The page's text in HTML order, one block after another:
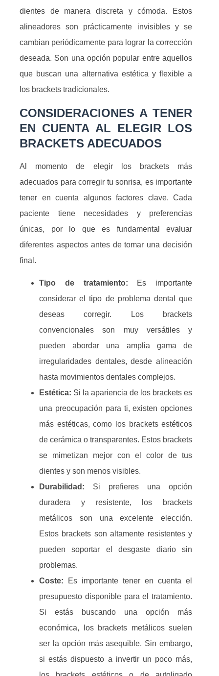
dientes de manera discreta y cómoda. Estos
alineadores son prácticamente invisibles y se
cambian periódicamente para lograr la corrección
deseada. Son una opción popular entre aquellos
que buscan una alternativa estética y flexible a
los brackets tradicionales.
CONSIDERACIONES A TENER
EN CUENTA AL ELEGIR LOS
BRACKETS ADECUADOS
Al momento de elegir los brackets más
adecuados para corregir tu sonrisa, es importante
tener en cuenta algunos factores clave. Cada
paciente tiene necesidades y preferencias
únicas, por lo que es fundamental evaluar
diferentes aspectos antes de tomar una decisión
final.
Tipo de tratamiento: Es importante
considerar el tipo de problema dental que
deseas corregir. Los brackets
convencionales son muy versátiles y
pueden abordar una amplia gama de
irregularidades dentales, desde alineación
hasta movimientos dentales complejos.
Estética: Si la apariencia de los brackets es
una preocupación para ti, existen opciones
más estéticas, como los brackets estéticos
de cerámica o transparentes. Estos brackets
se mimetizan mejor con el color de tus
dientes y son menos visibles.
Durabilidad: Si prefieres una opción
duradera y resistente, los brackets
metálicos son una excelente elección.
Estos brackets son altamente resistentes y
pueden soportar el desgaste diario sin
problemas.
Coste: Es importante tener en cuenta el
presupuesto disponible para el tratamiento.
Si estás buscando una opción más
económica, los brackets metálicos suelen
ser la opción más asequible. Sin embargo,
si estás dispuesto a invertir un poco más,